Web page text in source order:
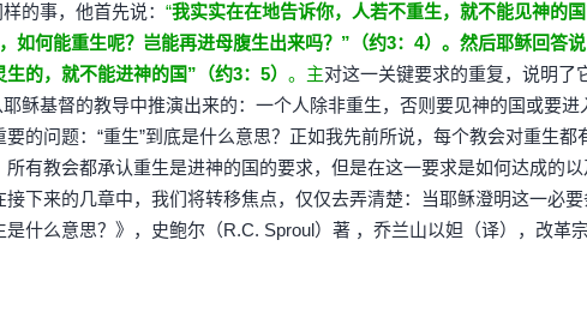
的事，他首先说： “我实实在在地告诉你，人若不重生，就不能见神的
如何能重生呢？岂能再进母腹生出来吗？”（约3：4）。然后耶稣回答
的，就不能进神的国”（约3：5） 。主对这一关键要求的重复，说明了
稣基督的教导中推演出来的：一个人除非重生，否则要见神的国或要
要的问题：“重生”到底是什么意思？正如我先前所说，每个教会对重生
所有教会都承认重生是进神的国的要求，但是在这一要求是如何达成的
接下来的几章中，我们将转移焦点，仅仅去弄清楚：当耶稣澄明这一必要
是什么意思？》，史鲍尔（R.C. Sproul）著 ，乔兰山以妲（译），改革宗